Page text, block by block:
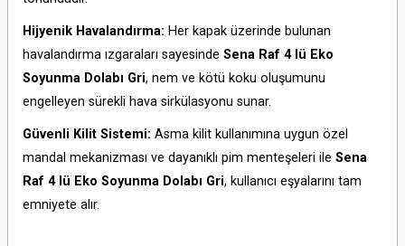
Hijyenik Havalandırma: Her kapak üzerinde bulunan
havalandırma ızgaraları sayesinde Sena Raf 4 lü Eko
Soyunma Dolabı Gri, nem ve kötü koku oluşumunu
engelleyen sürekli hava sirkülasyonu sunar.
Güvenli Kilit Sistemi: Asma kilit kullanımına uygun özel
mandal mekanizması ve dayanıklı pim menteşeleri ile Sena
Raf 4 lü Eko Soyunma Dolabı Gri, kullanıcı eşyalarını tam
emniyete alır.